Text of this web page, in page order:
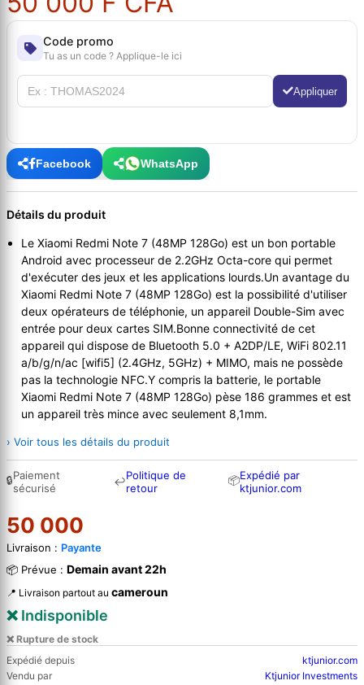
Code promo
Tu as un code ? Applique-le ici
Appliquer
Facebook WhatsApp
Détails du produit
Le Xiaomi Redmi Note 7 (48MP 128Go) est un bon portable
Android avec processeur de 2.2GHz Octa-core qui permet
d'exécuter des jeux et les applications lourds.Un avantage du
Xiaomi Redmi Note 7 (48MP 128Go) est la possibilité d'utiliser
deux opérateurs de téléphonie, un appareil Double-Sim avec
entrée pour deux cartes SIM.Bonne connectivité de cet
appareil qui dispose de Bluetooth 5.0 + A2DP/LE, WiFi 802.11
a/b/g/n/ac [wifi5] (2.4GHz, 5GHz) + MIMO, mais ne possède
pas la technologie NFC.Y compris la batterie, le portable
Xiaomi Redmi Note 7 (48MP 128Go) pèse 186 grammes et est
un appareil très mince avec seulement 8,1mm.
› Voir tous les détails du produit
🔒Paiement
sécurisé
↩Politique de
retour
📦Expédié par
ktjunior.com
50 000
Livraison : Payante
📦 Prévue : Demain avant 22h
📍 Livraison partout au cameroun
❌ Indisponible
❌ Rupture de stock
Expédié depuis
ktjunior.com
Vendu par
Ktjunior Investments